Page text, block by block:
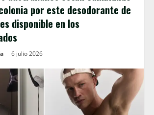
por este desodorante de
disponible en los
6 julio 2026